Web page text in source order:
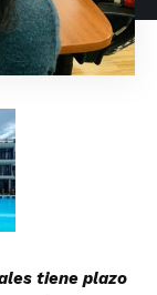
tiene plazo